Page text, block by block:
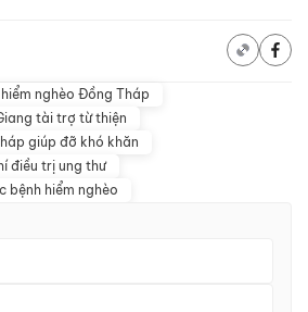
nghèo Đồng Tháp
tài trợ từ thiện
giúp đỡ khó khăn
điều trị ung thư
bệnh hiểm nghèo